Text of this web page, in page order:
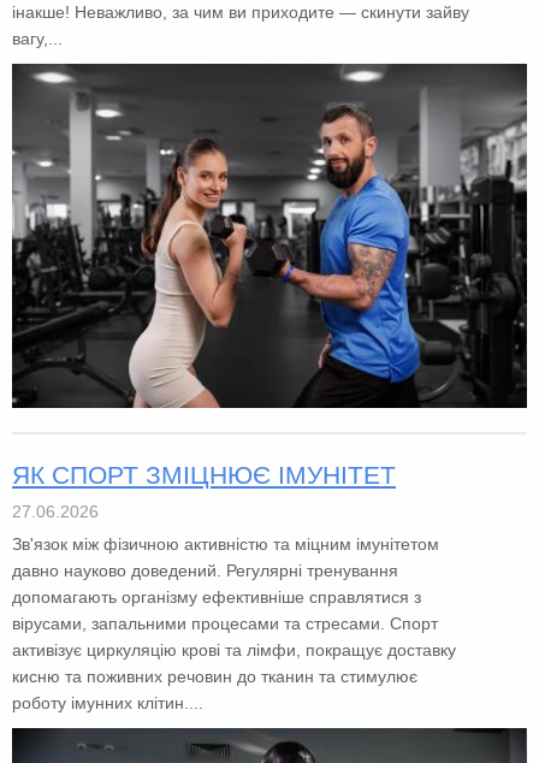
інакше! Неважливо, за чим ви приходите — скинути зайву
вагу,...
ЯК СПОРТ ЗМІЦНЮЄ ІМУНІТЕТ
27.06.2026
Зв'язок між фізичною активністю та міцним імунітетом
давно науково доведений. Регулярні тренування
допомагають організму ефективніше справлятися з
вірусами, запальними процесами та стресами. Спорт
активізує циркуляцію крові та лімфи, покращує доставку
кисню та поживних речовин до тканин та стимулює
роботу імунних клітин....